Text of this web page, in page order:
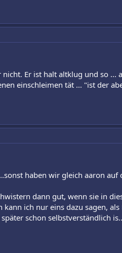
Er ist halt altklug und so
einschleimen tät ... "ist der
haben wir gleich aaron
dann gut, wenn sie in
ich nur eins dazu sagen,
schon selbstverständlich